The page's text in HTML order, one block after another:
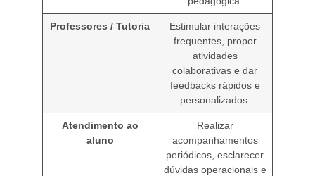
Professores / Tutoria
Estimular interações
frequentes, propor
atividades
colaborativas e dar
feedbacks rápidos e
personalizados.
Atendimento ao
aluno
Realizar
acompanhamentos
periódicos, esclarecer
dúvidas operacionais e